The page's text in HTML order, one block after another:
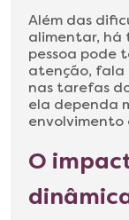
Além das
alimentar, há
pessoa pode
atenção, fala
nas tarefas
ela dependa
O